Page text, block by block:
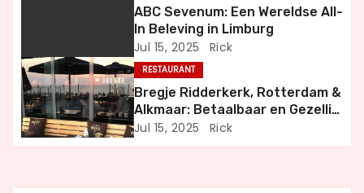
a
t
i
ABC Sevenum: Een Wereldse All-
In Beleving in Limburg
Jul 15, 2025 Rick
RESTAURANT
Bregje Ridderkerk, Rotterdam &
Alkmaar: Betaalbaar en Gezellig
Uit Eten
Jul 15, 2025 Rick